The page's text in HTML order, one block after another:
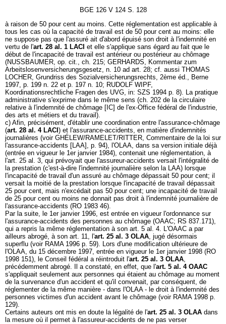
BGE 126 V 124 S. 128
à raison de 50 pour cent au moins. Cette réglementation est applicable à
tous les cas où la capacité de travail est de 50 pour cent au moins: elle
ne suppose pas que l'assuré ait d'abord épuisé son droit à l'indemnité en
vertu de l'art. 28 al. 1 LACI et elle s'applique sans égard au fait que le
début de l'incapacité de travail est antérieur ou postérieur au chômage
(NUSSBAUMER, op. cit., ch. 215; GERHARDS, Kommentar zum
Arbeitslosenversicherungsgesetz, n. 10 ad art. 28; cf. aussi THOMAS
LOCHER, Grundriss des Sozialversicherungsrechts, 2ème éd., Berne
1997, p. 199 n. 22 et p. 197 n. 10; RUDOLF WIPF,
Koordinationsrechtliche Fragen des UVG, in: SZS 1994 p. 8). La pratique
administrative s'exprime dans le même sens (ch. 202 de la circulaire
relative à l'indemnité de chômage [IC] de l'ex-Office fédéral de l'industrie,
des arts et métiers et du travail).
c) Afin, précisément, d'établir une coordination entre l'assurance-chômage
(art. 28 al. 4 LACI ) et l'assurance-accidents, en matière d'indemnités
journalières (voir GHÉLEW/RAMELET/RITTER, Commentaire de la loi sur
l'assurance-accidents [LAA], p. 94), l'OLAA, dans sa version initiale déjà
(entrée en vigueur le 1er janvier 1984), contenait une réglementation, à
l'art. 25 al. 3, qui prévoyait que l'assureur-accidents versait l'intégralité de
la prestation (c'est-à-dire l'indemnité journalière selon la LAA) lorsque
l'incapacité de travail d'un assuré au chômage dépassait 50 pour cent; il
versait la moitié de la prestation lorsque l'incapacité de travail dépassait
25 pour cent, mais n'excédait pas 50 pour cent; une incapacité de travail
de 25 pour cent ou moins ne donnait pas droit à l'indemnité journalière de
l'assurance-accidents (RO 1983 46).
Par la suite, le 1er janvier 1996, est entrée en vigueur l'ordonnance sur
l'assurance-accidents des personnes au chômage (OAAC; RS 837.171),
qui a repris la même réglementation à son art. 5 al. 4. L'OAAC a par
ailleurs abrogé, à son art. 11, l'art. 25 al. 3 OLAA, jugé désormais
superflu (voir RAMA 1996 p. 59). Lors d'une modification ultérieure de
l'OLAA, du 15 décembre 1997, entrée en vigueur le 1er janvier 1998 (RO
1998 151), le Conseil fédéral a réintroduit l'art. 25 al. 3 OLAA,
précédemment abrogé. Il a constaté, en effet, que l'art. 5 al. 4 OAAC
s'appliquait seulement aux personnes qui étaient au chômage au moment
de la survenance d'un accident et qu'il convenait, par conséquent, de
réglementer de la même manière - dans l'OLAA - le droit à l'indemnité des
personnes victimes d'un accident avant le chômage (voir RAMA 1998 p.
129).
Certains auteurs ont mis en doute la légalité de l'art. 25 al. 3 OLAA dans
la mesure où il permet à l'assureur-accidents de ne pas verser